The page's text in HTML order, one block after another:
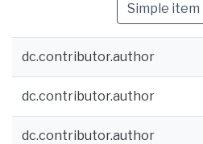
Simple item
dc.contributor.author
dc.contributor.author
dc.contributor.author